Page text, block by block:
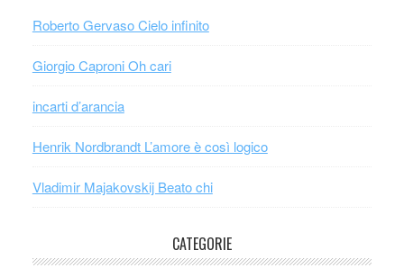
Roberto Gervaso Cielo infinito
Giorgio Caproni Oh cari
incarti d’arancia
Henrik Nordbrandt L’amore è così logico
Vladimir Majakovskij Beato chi
CATEGORIE